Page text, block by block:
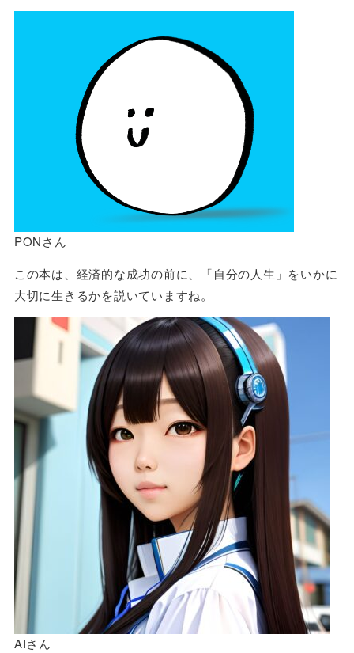
PONさん
この本は、経済的な成功の前に、「自分の人生」をいかに
大切に生きるかを説いていますね。
AIさん